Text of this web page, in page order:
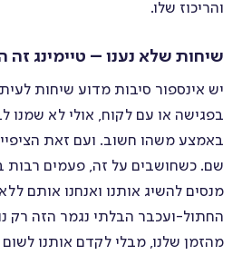
עלות
והריכוז שלו.
שיחות שלא נענו – טיימינג זה
יש אינספור סיבות מדוע שיחות
בפגישה או עם לקוח, אולי לא שמנו לב
באמצע משהו חשוב. ועם זאת
שם. כשחושבים על זה, פעמים רבות
מנסים להשיג אותנו ואנחנו אותם
החתול-ועכבר הבלתי נגמר הזה רק
מהזמן שלנו, מבלי לקדם אותנו